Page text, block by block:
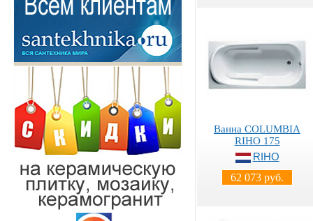
Ванна COLUMBIA
RIHO 175
RIHO
62 073 руб.